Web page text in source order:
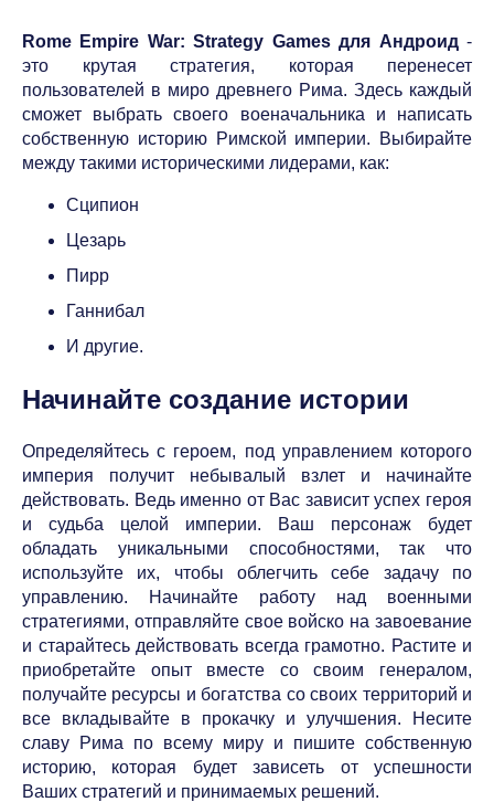
Rome Empire War: Strategy Games для Андроид-
это крутая стратегия, которая перенесет
пользователей в миро древнего Рима. Здесь каждый
сможет выбрать своего военачальника и написать
собственную историю Римской империи. Выбирайте
между такими историческими лидерами, как:
Сципион
Цезарь
Пирр
Ганнибал
И другие.
Начинайте создание истории
Определяйтесь с героем, под управлением которого
империя получит небывалый взлет и начинайте
действовать. Ведь именно от Вас зависит успех героя
и судьба целой империи. Ваш персонаж будет
обладать уникальными способностями, так что
используйте их, чтобы облегчить себе задачу по
управлению. Начинайте работу над военными
стратегиями, отправляйте свое войско на завоевание
и старайтесь действовать всегда грамотно. Растите и
приобретайте опыт вместе со своим генералом,
получайте ресурсы и богатства со своих территорий и
все вкладывайте в прокачку и улучшения. Несите
славу Рима по всему миру и пишите собственную
историю, которая будет зависеть от успешности
Ваших стратегий и принимаемых решений.